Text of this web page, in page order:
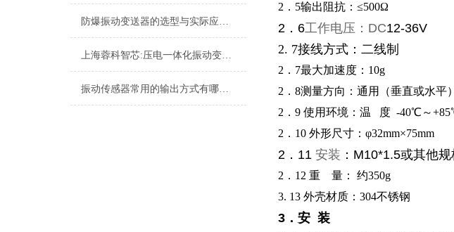
防爆振动变送器的选型与实际应用有哪些？
上海蓉科智芯:压电一体化振动变送器
振动传感器常用的输出方式有哪些？
2．5输出阻抗：≤500Ω
2．6工作电压：DC12-36V
2. 7接线方式：二线制
2．7最大加速度： 10g
2．8测量方向：通用（垂直或水平）
2．9 使用环境：温 度 -40℃～
2．10 外形尺寸：φ32mm×75mm
2．11 安装 ：M10*1.5或其他规
2．12 重 量： 约350g
3. 13 外壳材质：304不锈钢
3．安 装